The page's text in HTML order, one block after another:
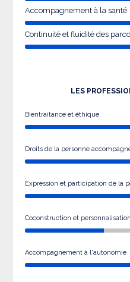
Accompagnement à la santé
Continuité et fluidité des
LES
Bientraitance et éthique
Droits de la personne
Expression et participation de la
Coconstruction et
Accompagnement à l'autonomie